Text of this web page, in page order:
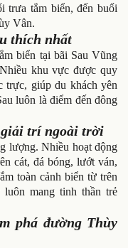
trưa tắm biển, đến buổi
Vân.
thích nhất
biển tại bãi Sau Vũng
khu vực được quy
trực, giúp du khách yên
luôn là điểm đến đông
giải trí ngoài trời
lượng. Nhiều hoạt động
cát, đá bóng, lướt ván,
toàn cảnh biển từ trên
mang tinh thần trẻ
phá đường Thùy